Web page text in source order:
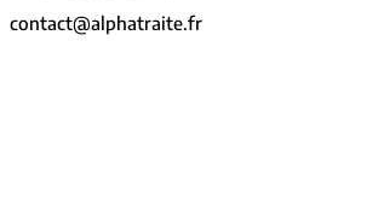
contact@alphatraite.fr